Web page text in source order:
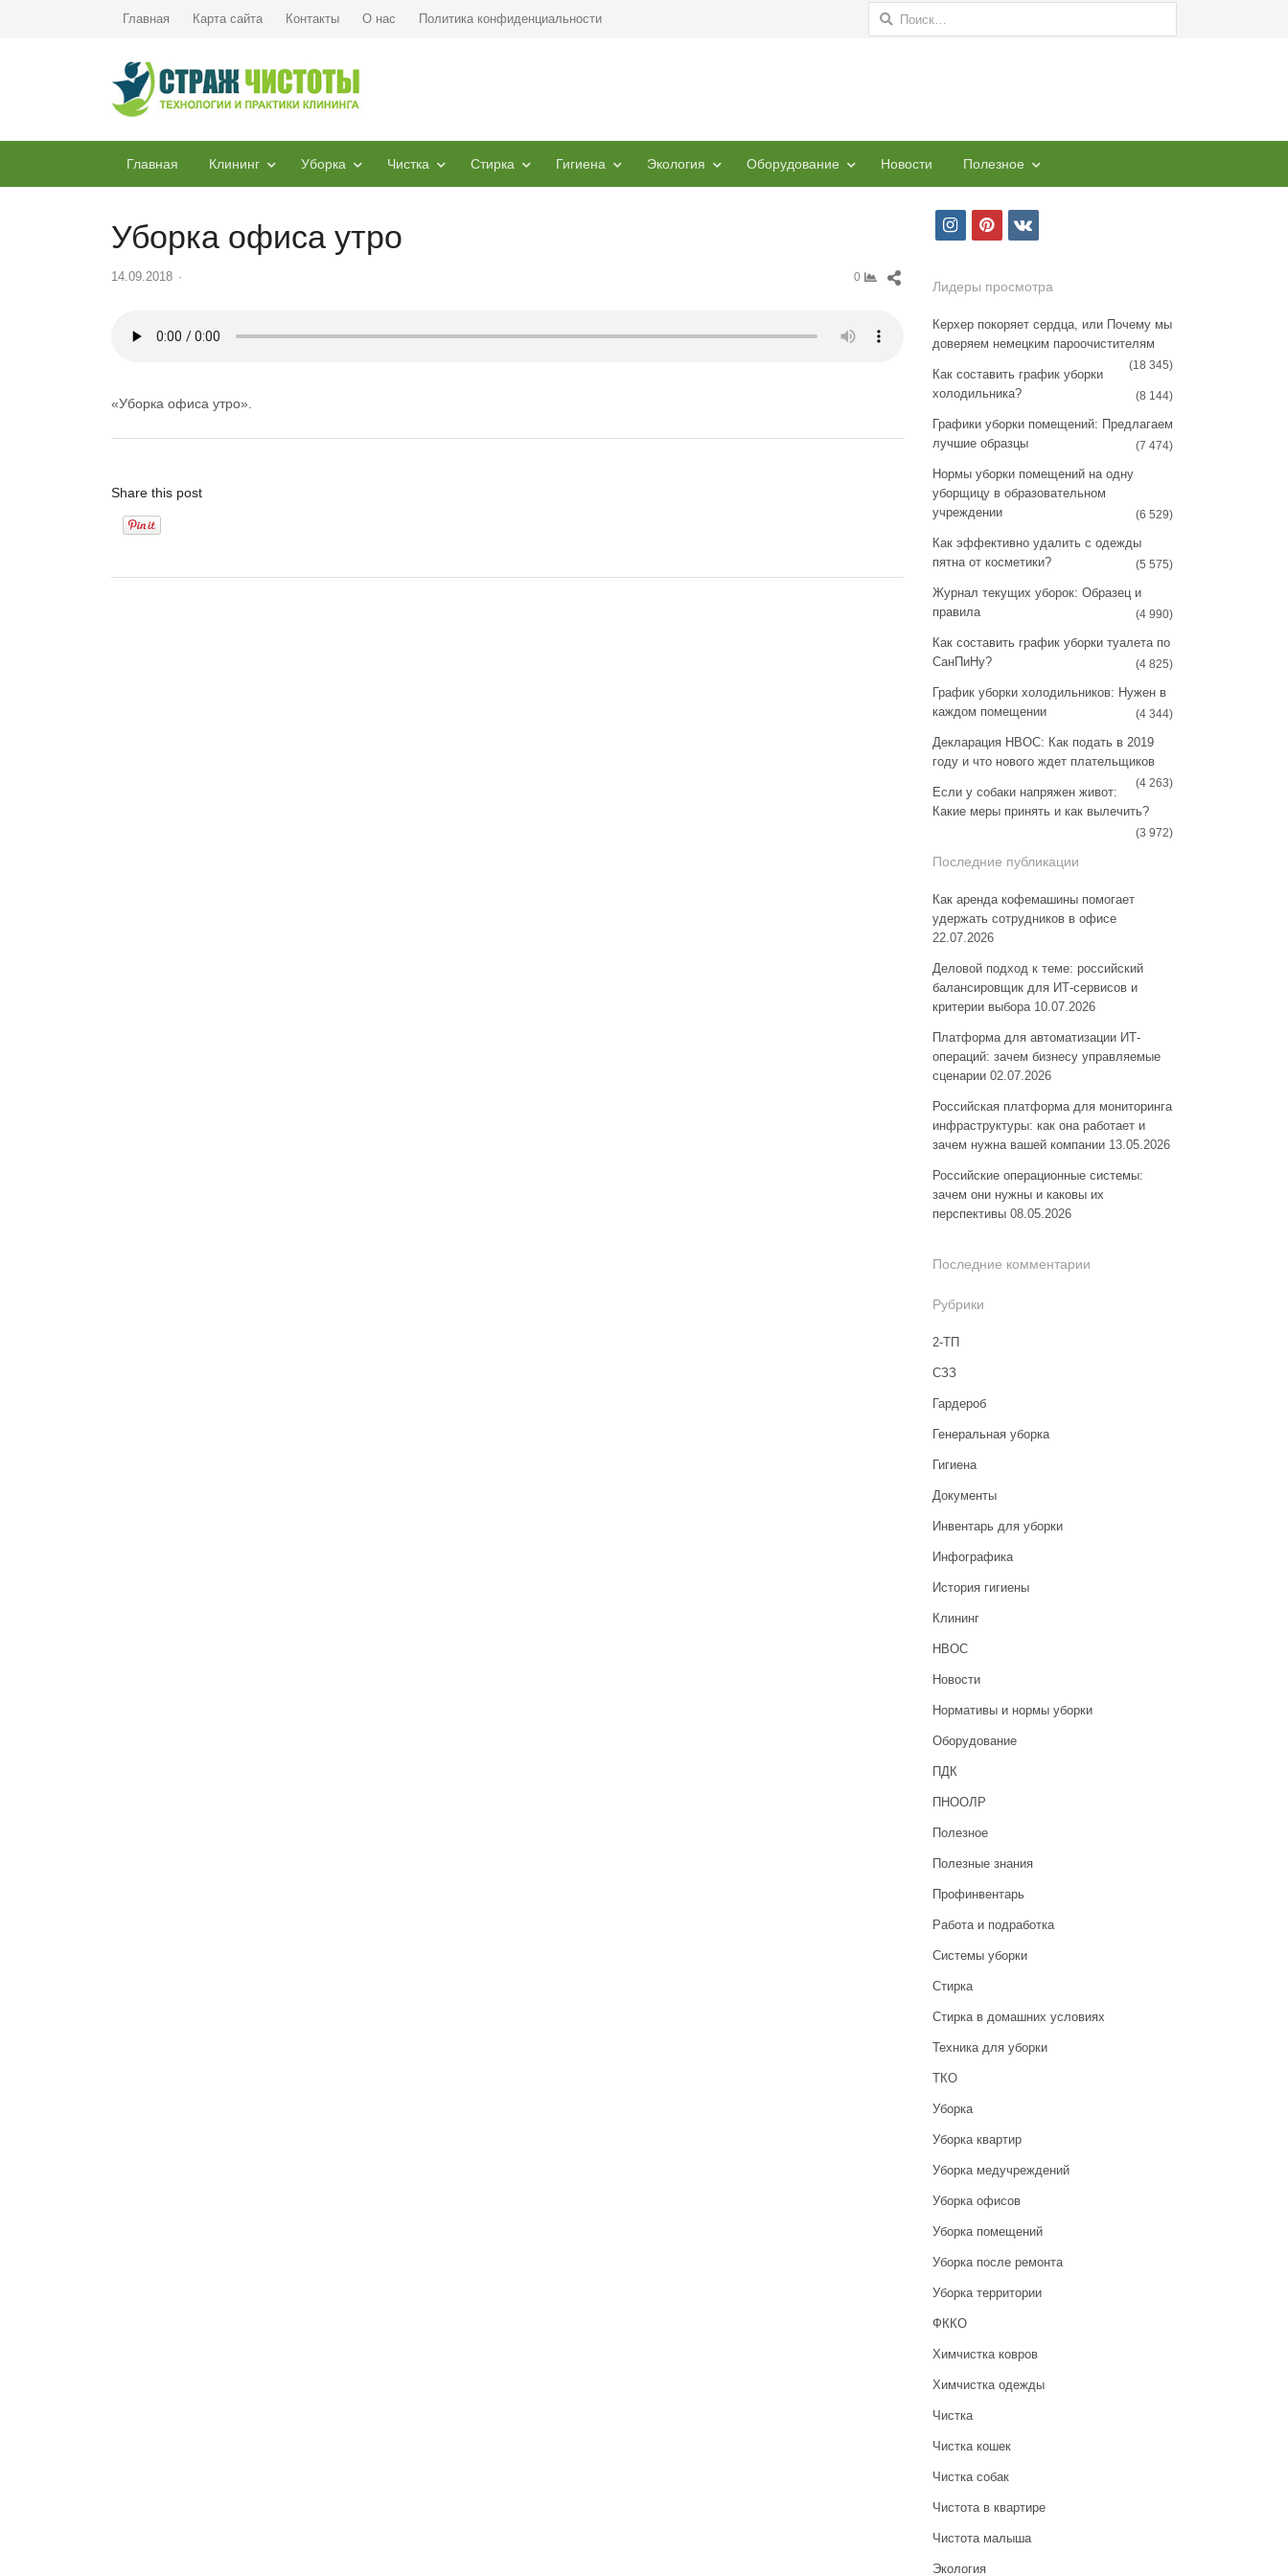
Главная Карта сайта Контакты О нас Политика конфиденциальности Найти:
Главная Клининг Уборка Чистка Стирка Гигиена Экология Оборудование Новости Полезное
Уборка офиса утро
14.09.2018 0
Share
«Уборка офиса утро».
Share this post
i
s
a
g
a
m
p
n
e
r
s
t
v
Лидеры просмотра
Керхер покоряет сердца, или Почему мы
доверяем немецким пароочистителям
(18 345)
Как составить график уборки
холодильника?
(8 144)
Графики уборки помещений: Предлагаем
лучшие образцы
(7 474)
Нормы уборки помещений на одну
уборщицу в образовательном
учреждении
(6 529)
Как эффективно удалить с одежды
пятна от косметики?
(5 575)
Журнал текущих уборок: Образец и
правила
(4 990)
Как составить график уборки туалета по
СанПиНу?
(4 825)
График уборки холодильников: Нужен в
каждом помещении
(4 344)
Декларация НВОС: Как подать в 2019
году и что нового ждет плательщиков
(4 263)
Если у собаки напряжен живот:
Какие меры принять и как вылечить?
(3 972)
Последние публикации
Как аренда кофемашины помогает
удержать сотрудников в офисе
22.07.2026
Деловой подход к теме: российский
балансировщик для ИТ-сервисов и
критерии выбора 10.07.2026
Платформа для автоматизации ИТ-
операций: зачем бизнесу управляемые
сценарии 02.07.2026
Российская платформа для мониторинга
инфраструктуры: как она работает и
зачем нужна вашей компании 13.05.2026
Российские операционные системы:
зачем они нужны и каковы их
перспективы 08.05.2026
Последние комментарии
Рубрики
2-ТП
CЗЗ
Гардероб
Генеральная уборка
Гигиена
Документы
Инвентарь для уборки
Инфографика
История гигиены
Клининг
НВОС
Новости
Нормативы и нормы уборки
Оборудование
ПДК
ПНООЛР
Полезное
Полезные знания
Профинвентарь
Работа и подработка
Системы уборки
Стирка
Стирка в домашних условиях
Техника для уборки
ТКО
Уборка
Уборка квартир
Уборка медучреждений
Уборка офисов
Уборка помещений
Уборка после ремонта
Уборка территории
ФККО
Химчистка ковров
Химчистка одежды
Чистка
Чистка кошек
Чистка собак
Чистота в квартире
Чистота малыша
Экология